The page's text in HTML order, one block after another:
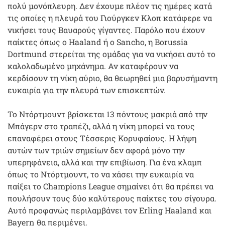
πολύ μονόπλευρη. Δεν έχουμε πλέον τις ημέρες κατά
τις οποίες η πλευρά του Γιούργκεν Κλοπ κατάφερε να
νικήσει τους Βαυαρούς γίγαντες. Παρόλο που έχουν
παίκτες όπως ο Haaland ή ο Sancho, η Borussia
Dortmund στερείται της ομάδας για να νικήσει αυτό το
καλολαδωμένο μηχάνημα. Αν καταφέρουν να
κερδίσουν τη νίκη αύριο, θα θεωρηθεί μια βαρυσήμαντη
ευκαιρία για την πλευρά των επισκεπτών.
Το Ντόρτμουντ βρίσκεται 13 πόντους μακριά από την
Μπάγερν στο τραπέζι, αλλά η νίκη μπορεί να τους
επαναφέρει στους Τέσσερις Κορυφαίους. Η λήψη
αυτών των τριών σημείων δεν αφορά μόνο την
υπερηφάνεια, αλλά και την επιβίωση. Για ένα κλαμπ
όπως το Ντόρτμουντ, το να χάσει την ευκαιρία να
παίξει το Champions League σημαίνει ότι θα πρέπει να
πουλήσουν τους δύο καλύτερους παίκτες του σίγουρα.
Αυτό προφανώς περιλαμβάνει τον Erling Haaland και
Bayern θα περιμένει.